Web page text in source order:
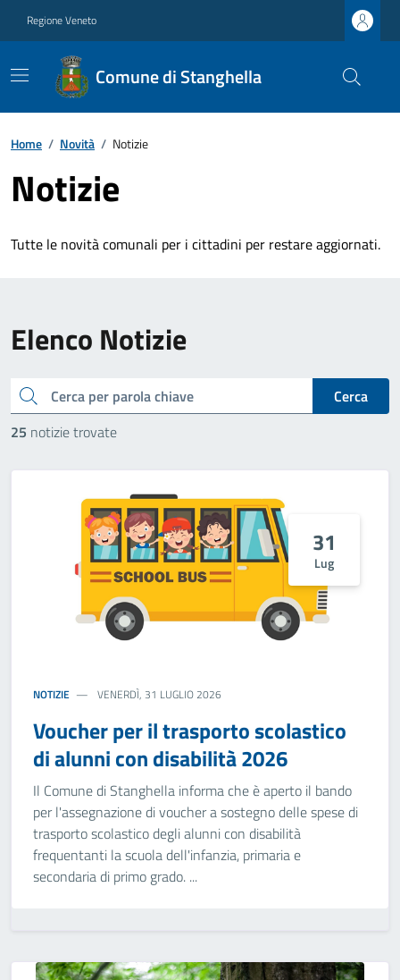
Regione Veneto
Comune di Stanghella
Home / Novità / Notizie
Notizie
Tutte le novità comunali per i cittadini per restare aggiornati.
Elenco Notizie
cerca
Cerca
25 notizie trovate
31
Lug
NOTIZIE VENERDÌ, 31 LUGLIO 2026
Voucher per il trasporto scolastico
di alunni con disabilità 2026
Il Comune di Stanghella informa che è aperto il bando
per l'assegnazione di voucher a sostegno delle spese di
trasporto scolastico degli alunni con disabilità
frequentanti la scuola dell'infanzia, primaria e
secondaria di primo grado. ...